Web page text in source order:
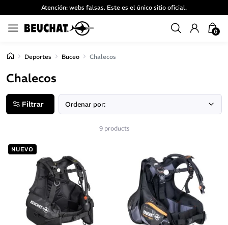
Atención: webs falsas. Este es el único sitio oficial.
0
Deportes Buceo Chalecos
Chalecos
Filtrar
9 products
NUEVO